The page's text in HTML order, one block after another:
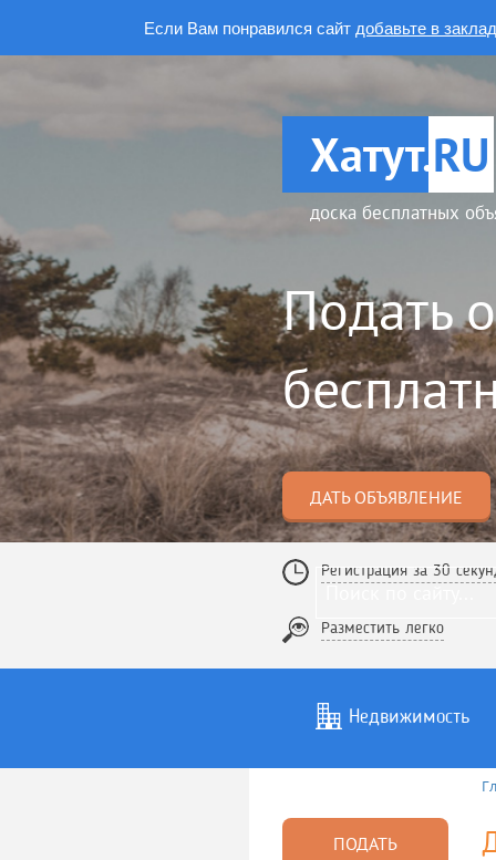
Если Вам понравился сайт добавьте в
Хатут.RU
доска бесплатных
Подать
ДАТЬ ОБЪЯВЛЕНИЕ
Регистрация за 30
Разместить легко
Недвижимость
Услуги
ПОДАТЬ